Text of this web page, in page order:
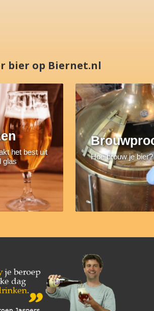
bier op Biernet.nl
het best uit
glas
Hoe brouw je bier?